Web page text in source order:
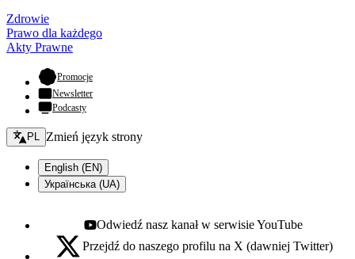
Zdrowie
Prawo dla każdego
Akty Prawne
Promocje- otwiera się w nowej karcie
Newsletter
Podcasty
Zmień język - bieżący:
PL Zmień język strony
English (EN)
Українська (UA)
Youtube - otwiera się w nowej karcie
Odwiedź nasz kanał w serwisie YouTube
X - otwiera się w nowej karcie
Przejdź do naszego profilu na X (dawniej Twitter)